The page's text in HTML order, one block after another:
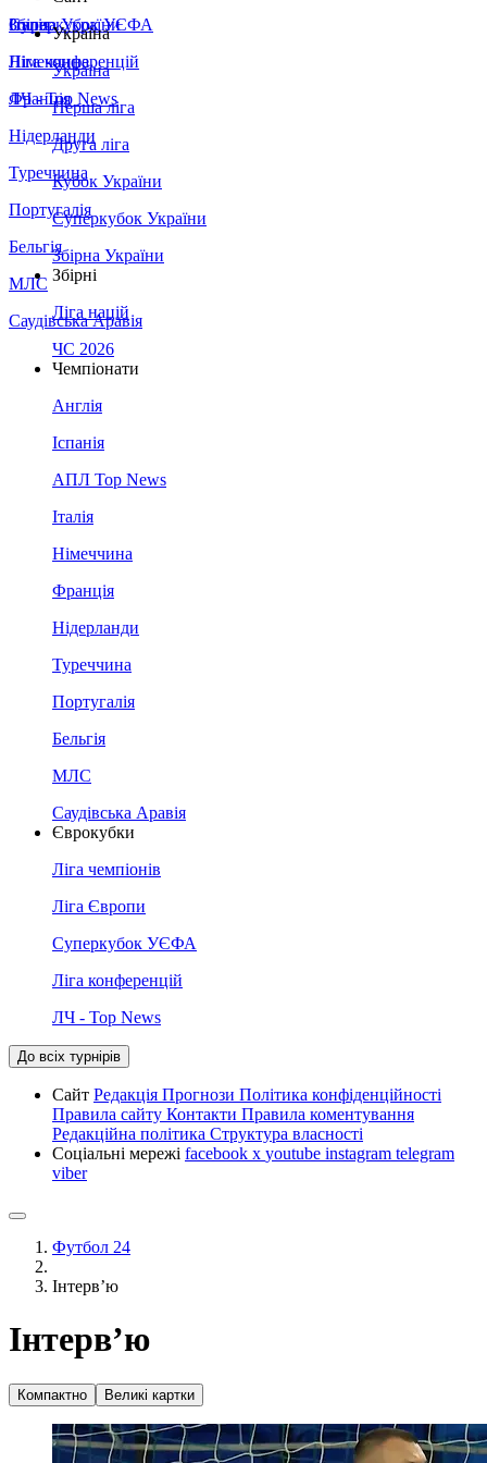
Збірна України
Італія
Німеччина
Франція
Нідерланди
Туреччина
Португалія
Бельгія
МЛС
Саудівська Аравія
Суперкубок УЄФА
Ліга конференцій
ЛЧ - Top News
Україна
Україна
Перша ліга
Друга ліга
Кубок України
Суперкубок України
Збірна України
Збірні
Ліга націй
ЧС 2026
Чемпіонати
Англія
Іспанія
АПЛ Top News
Італія
Німеччина
Франція
Нідерланди
Туреччина
Португалія
Бельгія
МЛС
Саудівська Аравія
Єврокубки
Ліга чемпіонів
Ліга Європи
Суперкубок УЄФА
Ліга конференцій
ЛЧ - Top News
До всіх турнірів
Сайт Редакція Прогнози Політика конфіденційності
Правила сайту Контакти Правила коментування
Редакційна політика Структура власності
Соціальні мережі facebook x youtube instagram telegram
viber
Футбол 24
Інтерв’ю
Інтерв’ю
Компактно Великі картки